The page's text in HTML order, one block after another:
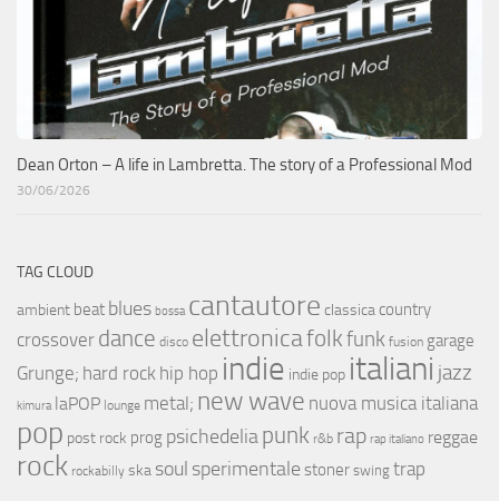
Dean Orton – A life in Lambretta. The story of a Professional Mod
30/06/2026
TAG CLOUD
ambient beat blues bossa cantautore classica country
crossover dance disco elettronicafolkfunk fusion garage
Grunge; hard rock hip hop indie indie pop italiani jazz
kimura laPOP lounge metal; new wave nuova musica italiana
pop post rock prog psichedeliapunk r&b rap rap italiano reggae
rock rockabilly ska soul sperimentale stoner swing trap